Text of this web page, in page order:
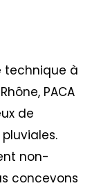
technique à
PACA
de
non-
concevons